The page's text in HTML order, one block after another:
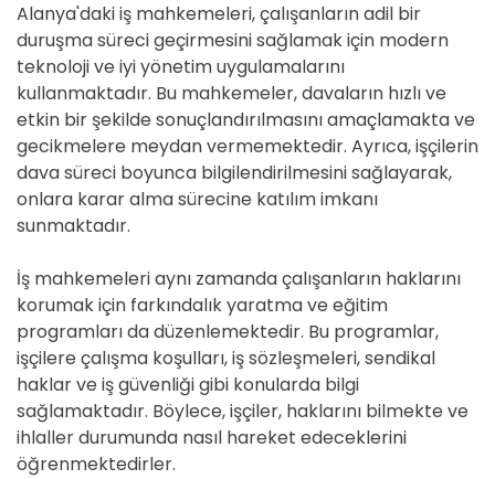
Alanya'daki iş mahkemeleri, çalışanların adil bir
duruşma süreci geçirmesini sağlamak için modern
teknoloji ve iyi yönetim uygulamalarını
kullanmaktadır. Bu mahkemeler, davaların hızlı ve
etkin bir şekilde sonuçlandırılmasını amaçlamakta ve
gecikmelere meydan vermemektedir. Ayrıca, işçilerin
dava süreci boyunca bilgilendirilmesini sağlayarak,
onlara karar alma sürecine katılım imkanı
sunmaktadır.
İş mahkemeleri aynı zamanda çalışanların haklarını
korumak için farkındalık yaratma ve eğitim
programları da düzenlemektedir. Bu programlar,
işçilere çalışma koşulları, iş sözleşmeleri, sendikal
haklar ve iş güvenliği gibi konularda bilgi
sağlamaktadır. Böylece, işçiler, haklarını bilmekte ve
ihlaller durumunda nasıl hareket edeceklerini
öğrenmektedirler.